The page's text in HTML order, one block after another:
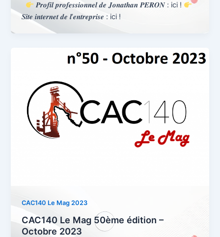
𝑷𝒓𝒐𝒇𝒊𝒍 𝒑𝒓𝒐𝒇𝒆𝒔𝒔𝒊𝒐𝒏𝒏𝒆𝒍 𝒅𝒆 𝑱𝒐𝒏𝒂𝒕𝒉𝒂𝒏 𝑷𝑬𝑹𝑶𝑵 : ici !
𝑺𝒊𝒕𝒆 𝒊𝒏𝒕𝒆𝒓𝒏𝒆𝒕 𝒅𝒆 𝒍’𝒆𝒏𝒕𝒓𝒆𝒑𝒓𝒊𝒔𝒆 : ici !
CAC140 Le Mag 2023
CAC140 Le Mag 50ème édition –
Octobre 2023